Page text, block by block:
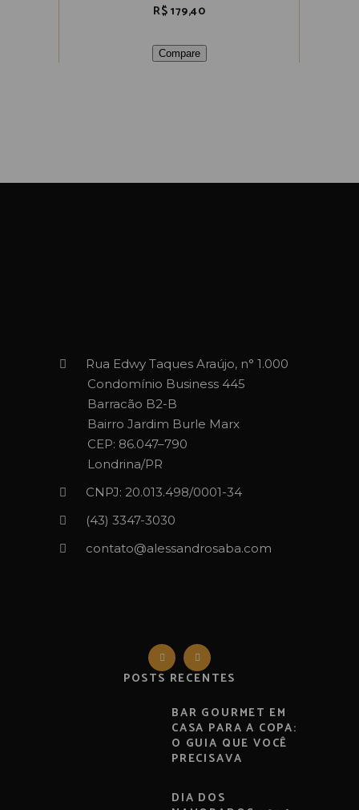
R$179,40
Compare
Rua Edwy Taques Araújo, n° 1.000
Condomínio Business 445
Barracão B2-B
Bairro Jardim Burle Marx
CEP: 86.047–790
Londrina/PR
CNPJ: 20.013.498/0001-34
(43) 3347-3030‬‬
contato@alessandrosaba.com
POSTS RECENTES
BAR GOURMET EM
CASA PARA A COPA:
O GUIA QUE VOCÊ
PRECISAVA
DIA DOS